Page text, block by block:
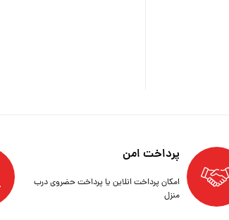
پرداخت امن
امکان پرداخت انلاین یا پرداخت حضروی درب
منزل